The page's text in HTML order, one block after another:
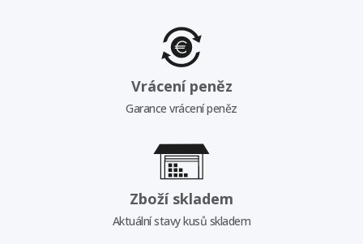
Vrácení peněz
Garance vrácení peněz
Zboží skladem
Aktuální stavy kusů skladem